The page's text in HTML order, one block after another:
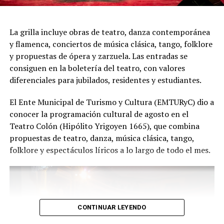
nuestras funciones tengan ganas de volver, porque cada
función hay meses de ensayo y un enorme trabajo en
equipo para emocionar y sorprender al
público", expresa Emmanuel Marín.
distinguida con los Premios Estrella de Mar 2024 y
2026 como Mejor Espectáculo de Danza y con el Premio
Faro de Oro 2024. Además, Emmanuel Marín y Lola
Gutiérrez Rey obtuvieron el subcampeonato en el
Mundial de Tango de Buenos Aires.
realizar una gira por Europa. Además, recibió
la Declaración de Interés Cultural como Embajadores
La grilla incluye obras de teatro, danza contemporánea
y flamenca, conciertos de música clásica, tango, folklore
y propuestas de ópera y zarzuela. Las entradas se
consiguen en la boletería del teatro, con valores
diferenciales para jubilados, residentes y estudiantes.
El Ente Municipal de Turismo y Cultura (EMTURyC) dio a
conocer la programación cultural de agosto en el
Teatro Colón (Hipólito Yrigoyen 1665), que combina
propuestas de teatro, danza, música clásica, tango,
folklore y espectáculos líricos a lo largo de todo el mes.
CONTINUAR LEYENDO